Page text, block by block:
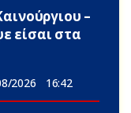
–
είσαι στα
2026 16:42